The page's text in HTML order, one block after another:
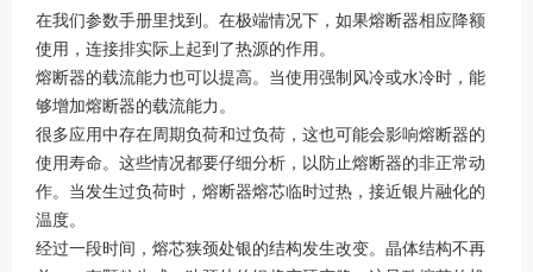
在我们参数手册里找到。在极端情况下，如果熔断器相应降额
使用，连接排实际上起到了热源的作用。
熔断器的载流能力也可以提高。当使用强制风冷或水冷时，能
够增加熔断器的载流能力。
很多应用中存在周期负荷和过负荷，这也可能会影响熔断器的
使用寿命。这些情况都要仔细分析，以防止熔断器的非正常动
作。当发生过负荷时，熔断器熔芯临时过热，接近银片融化的
温度。
经过一段时间，熔芯狭颈处银的结构发生改变。晶体结构不再